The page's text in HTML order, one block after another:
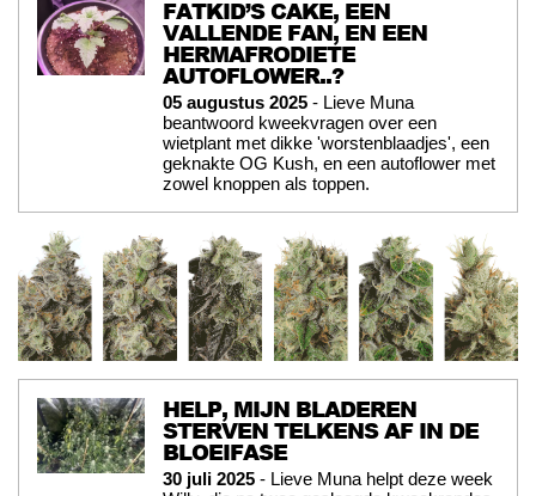
FATKID’S CAKE, EEN
VALLENDE FAN, EN EEN
HERMAFRODIETE
AUTOFLOWER..?
05 augustus 2025 - Lieve Muna
beantwoord kweekvragen over een
wietplant met dikke 'worstenblaadjes', een
geknakte OG Kush, en een autoflower met
zowel knoppen als toppen.
HELP, MIJN BLADEREN
STERVEN TELKENS AF IN DE
BLOEIFASE
30 juli 2025 - Lieve Muna helpt deze week